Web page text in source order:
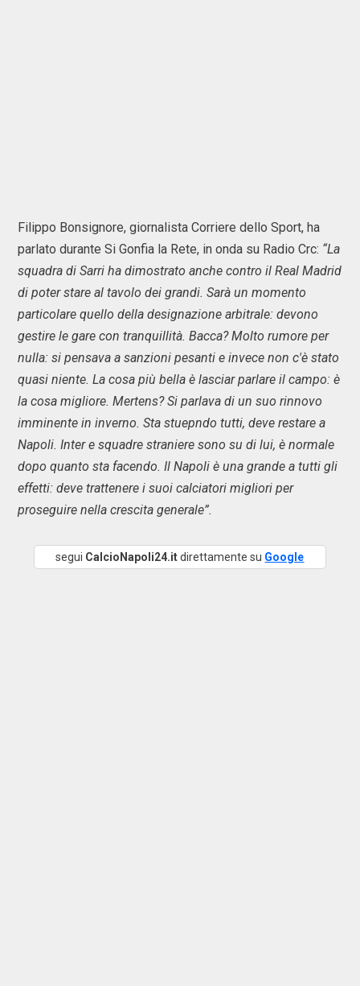
Filippo Bonsignore, giornalista Corriere dello Sport, ha
parlato durante Si Gonfia la Rete, in onda su Radio Crc: “La
squadra di Sarri ha dimostrato anche contro il Real Madrid
di poter stare al tavolo dei grandi. Sarà un momento
particolare quello della designazione arbitrale: devono
gestire le gare con tranquillità. Bacca? Molto rumore per
nulla: si pensava a sanzioni pesanti e invece non c'è stato
quasi niente. La cosa più bella è lasciar parlare il campo: è
la cosa migliore. Mertens? Si parlava di un suo rinnovo
imminente in inverno. Sta stuepndo tutti, deve restare a
Napoli. Inter e squadre straniere sono su di lui, è normale
dopo quanto sta facendo. Il Napoli è una grande a tutti gli
effetti: deve trattenere i suoi calciatori migliori per
proseguire nella crescita generale”.
segui CalcioNapoli24.itdirettamente su Google